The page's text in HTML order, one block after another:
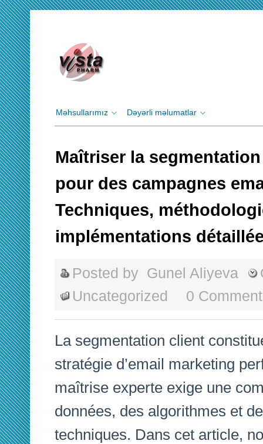
Məhsullarımız Dəyərli məlumatlar
Maîtriser la
pour des campagnes
Techniques,
implémentations
Posted by Gunel Aliyeva
Uncategorized
0
La segmentation client
stratégie d’email marketing
maîtrise experte exige une
données, des algorithmes et
techniques. Dans cet article,